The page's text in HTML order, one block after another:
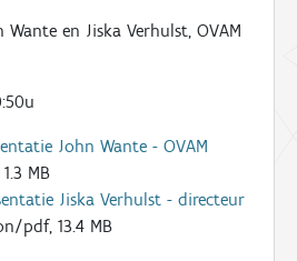
Wante en Jiska Verhulst, OVAM
John Wante - OVAM
MB
Jiska Verhulst - directeur
pdf, 13.4 MB